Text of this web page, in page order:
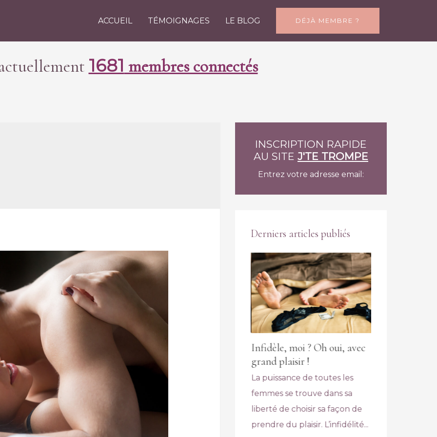
ACCUEIL TÉMOIGNAGES LE BLOG DÉJÀ MEMBRE ?
1681 membres connectés
INSCRIPTION RAPIDE
AU SITE J'TE TROMPE
Entrez votre adresse email:
Derniers articles publiés
L’adultère : tout le régal
d’élargir ses expériences
L’adultère est une pratique
qui peut parfaitement rentrer
dans le consentement mutuel
d’un couple. En effet, le fait
L’aventure extra-conjugale :
le voyage libertin
Le libertinage est une façon
pour un couple de s’ouvrir à
d’autres plaisirs avec des
Infidèle, moi ? Oh oui, avec
grand plaisir !
La puissance de toutes les
femmes se trouve dans sa
liberté de choisir sa façon de
prendre du plaisir. L’infidélité...